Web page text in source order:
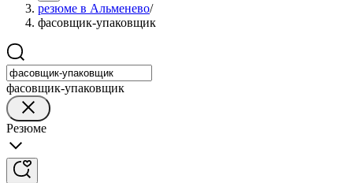
резюме в Альменево/
фасовщик-упаковщик
фасовщик-упаковщик
Резюме